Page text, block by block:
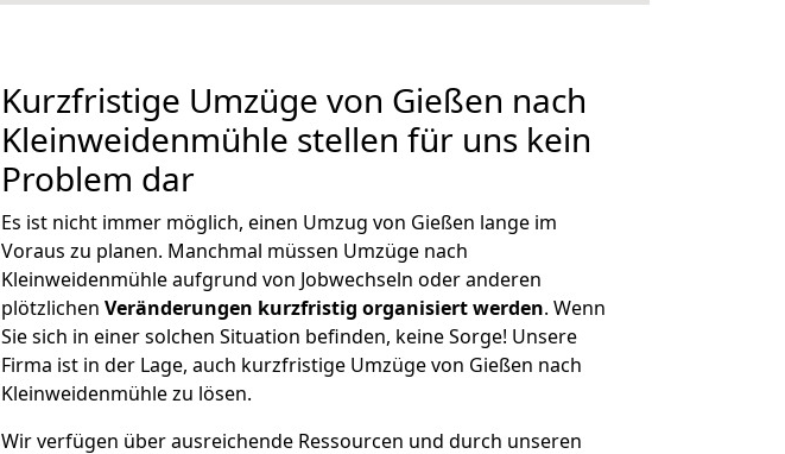
Kurzfristige Umzüge von Gießen nach
Kleinweidenmühle stellen für uns kein
Problem dar
Es ist nicht immer möglich, einen Umzug von Gießen lange im
Voraus zu planen. Manchmal müssen Umzüge nach
Kleinweidenmühle aufgrund von Jobwechseln oder anderen
plötzlichen Veränderungen kurzfristig organisiert werden. Wenn
Sie sich in einer solchen Situation befinden, keine Sorge! Unsere
Firma ist in der Lage, auch kurzfristige Umzüge von Gießen nach
Kleinweidenmühle zu lösen.
Wir verfügen über ausreichende Ressourcen und durch unseren